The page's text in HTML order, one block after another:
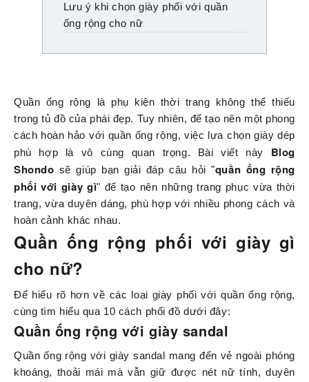
Lưu ý khi chọn giày phối với quần
ống rộng cho nữ
Quần ống rộng là phụ kiện thời trang không thể thiếu
trong tủ đồ của phái đẹp. Tuy nhiên, để tạo nên một phong
cách hoàn hảo với quần ống rộng, việc lựa chọn giày dép
phù hợp là vô cùng quan trọng. Bài viết này Blog
Shondo sẽ giúp bạn giải đáp câu hỏi "quần ống rộng
phối với giày gì" để tạo nên những trang phục vừa thời
trang, vừa duyên dáng, phù hợp với nhiều phong cách và
hoàn cảnh khác nhau.
Quần ống rộng phối với giày gì
cho nữ?
Để hiểu rõ hơn về các loại giày phối với quần ống rộng,
cùng tìm hiểu qua 10 cách phối đồ dưới đây:
Quần ống rộng với giày sandal
Quần ống rộng với giày sandal mang đến vẻ ngoài phóng
khoáng, thoải mái mà vẫn giữ được nét nữ tính, duyên